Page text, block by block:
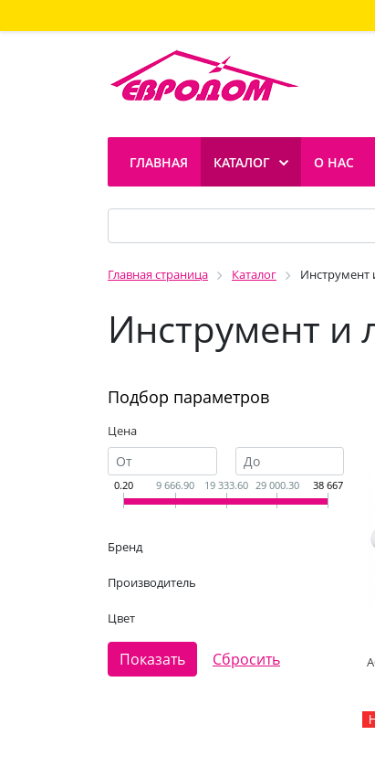
ГЛАВНАЯ КАТАЛОГ О НАС
Главная страница Каталог Инструмент
Инструмент и
Подбор параметров
Цена
0.20 9 666.90 19 333.60 29 000.30 38 667
Бренд
Производитель
Цвет